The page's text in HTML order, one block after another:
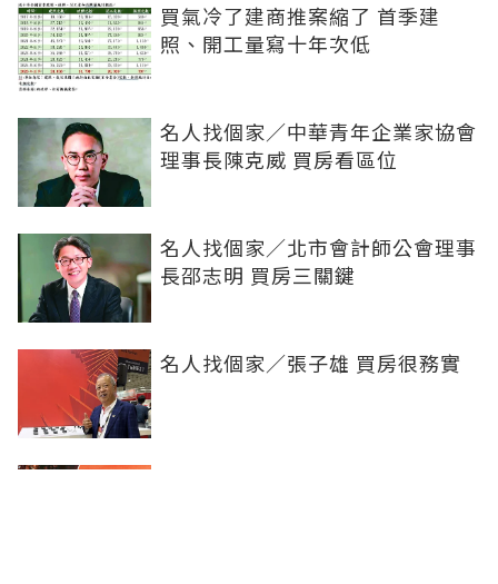
買氣冷了建商推案縮了 首季建
照、開工量寫十年次低
名人找個家／中華青年企業家協會
理事長陳克威 買房看區位
名人找個家／北市會計師公會理事
長邵志明 買房三關鍵
名人找個家／張子雄 買房很務實